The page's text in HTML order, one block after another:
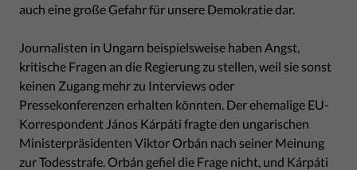
auch eine große Gefahr für unsere Demokratie dar.
Journalisten in Ungarn beispielsweise haben Angst,
kritische Fragen an die Regierung zu stellen, weil sie sonst
keinen Zugang mehr zu Interviews oder
Pressekonferenzen erhalten könnten. Der ehemalige EU-
Korrespondent János Kárpáti fragte den ungarischen
Ministerpräsidenten Viktor Orbán nach seiner Meinung
zur Todesstrafe. Orbán gefiel die Frage nicht, und Kárpáti